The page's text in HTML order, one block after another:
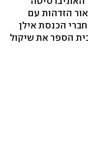
הזדהות עם
הכנסת אילן
הספר את שיקול